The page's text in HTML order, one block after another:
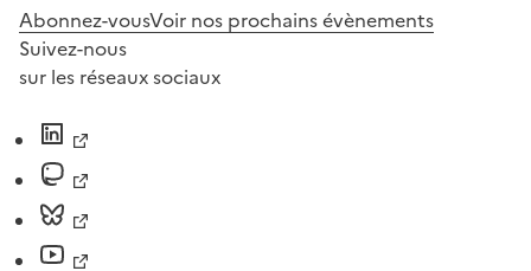
Abonnez-vousVoir nos prochains évènements
Suivez-nous
sur les réseaux sociaux